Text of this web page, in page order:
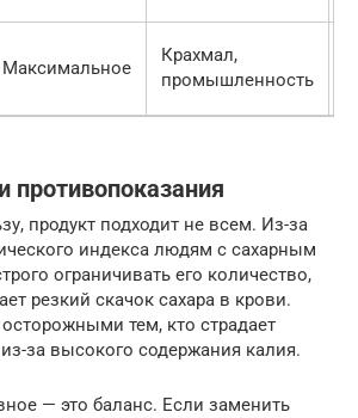
Максимальное
Крахмал,
промышленность
противопоказания
продукт подходит не всем. Из-за
индекса людям с сахарным
ограничивать его количество,
резкий скачок сахара в крови.
тем, кто страдает
за высокого содержания калия.
— это баланс. Если заменить